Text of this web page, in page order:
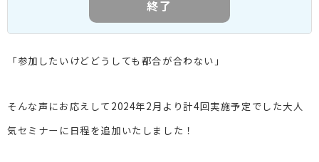
終了
「参加したいけどどうしても都合が合わない」
そんな声にお応えして2024年2月より計4回実施予定でした大人
気セミナーに日程を追加いたしました！